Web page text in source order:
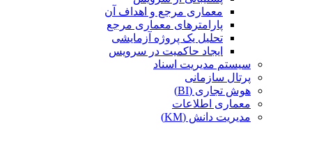
معماری مرجع و اهداف آن
پارامترهای معماری مرجع
تحلیل یک پروژه آزمایشی
ایجاد حاکمیت در سرویس
سیستم مدیریت اسناد
پرتال سازمانی
هوش تجاری (BI)
معماری اطلاعات
مدیریت دانش (KM)